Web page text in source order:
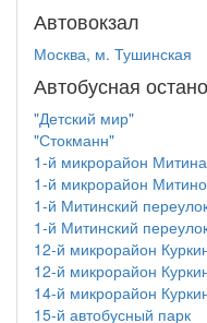
Автовокзал
Москва, м. Тушинская
Автобусная
"Детский мир"
"Стокманн"
1-й микрорайон Митина
1-й микрорайон Митино
1-й Митинский
1-й Митинский
12-й микрорайон
12-й микрорайон
14-й микрорайон
15-й автобусный парк